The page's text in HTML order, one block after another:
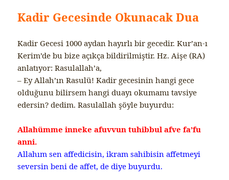
Kadir Gecesinde Okunacak Dua
Kadir Gecesi 1000 aydan hayırlı bir gecedir. Kur’an-ı
Kerim’de bu bize açıkça bildirilmiştir. Hz. Aişe (RA)
anlatıyor: Rasulallah’a,
– Ey Allah’ın Rasulü! Kadir gecesinin hangi gece
olduğunu bilirsem hangi duayı okumamı tavsiye
edersin? dedim. Rasulallah şöyle buyurdu:
Allahümme inneke afuvvun tuhibbul afve fa’fu
anni.
Allahım sen affedicisin, ikram sahibisin affetmeyi
seversin beni de affet, de diye buyurdu.